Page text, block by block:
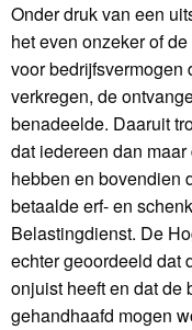
Onder druk van een
het even onzeker of
voor bedrijfsvermogen
verkregen, de
benadeelde. Daaruit
dat iedereen dan
hebben en bovendien
betaalde erf- en
Belastingdienst. De
echter geoordeeld dat
onjuist heeft en dat de
gehandhaafd mogen